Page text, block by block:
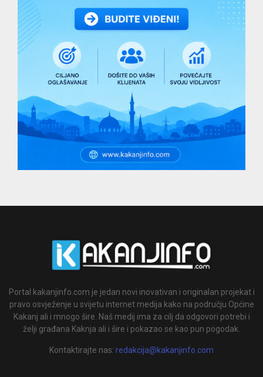
Portal kakanjinfo.com je jedan novi inovativan i originalan projekat i
pravo osvježenje u svijetu internet medija kako na području Općine
Kakanj ali i mnogo šire. Naš medij ima za cilj da odgovori potrebi i
želji građana Kaknja ali i šire i pokazao se kao pun pogodak.
Kontaktirajte nas: redakcija@kakanjinfo.com